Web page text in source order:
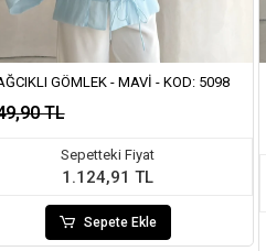
GÖMLEK - MAVI - KOD: 5098
TL
Sepetteki Fiyat
1.124,91 TL
Sepete Ekle